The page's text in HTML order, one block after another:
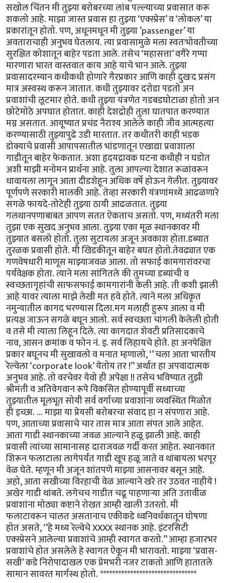
सखोल चिंतन मी तुझ्या बरोबरच्या लांब पल्ल्याच्या प्रवासात करू
शकलो आहे. माझा जास्त प्रवास हा तुझ्या ‘एक्स्प्रेस’ व ‘लोकल’ या
प्रकारांतून होतो. पण, अधूनमधून मी तुझ्या ’passenger’ या
अवताराचाही अनुभव घेतलाय. त्या प्रवासामुळे मला स्वतःभोवतीच्या
सुरक्षित कोशातून बाहेर पडता आले. तसेच ‘महासत्ता’ वगैरे गप्पा
मारणारा भारत वास्तवात काय आहे याचे भान आले. तुझ्या
प्रवासादरम्यान कधीकधी होणारे गैरप्रकार आणि काही दुखःद प्रसंग
मात्र अस्वस्थ करून जातात. कधी तुझ्यावर दरोडा पडतो अन
प्रवाशांची लूटमार होते. कधी तुझ्या यंत्रणेत गडबडघोटाळा होतो अन
छोटेमोठे अपघात होतात. काही देशद्रोही तुला घातपात करण्यात
मग्न असतात. आयूष्यात प्रचंड नैराश्य आलेले काही जीव आत्महत्या
करण्यासाठी तुझ्यापुढे उडी मारतात. तर कधीतरी काही भडक
डोक्याचे प्रवासी आपापसातील भांडणातून एखाद्या प्रवाशाला
गाडीतून बाहेर फेकतात. अशा हृदयद्रावक घटना कधीही न घडोत
अशी माझी मनोमन प्रार्थना आहे. तुला आपल्या देशात रूळांवरून
धावायला लागून आता दीडशेहून अधिक वर्षे होऊन गेलीत. तुझ्यावर
पूर्णपणे सरकारी मालकी आहे. तेव्हा सरकारी यंत्रणांमध्ये आढळणारे
सगळे फायदे-तोटेही तुझ्या ठायी आढळतात. तुझ्या
गलथानपणाबाबत आपण सतत ऐकताच असतो. पण, मध्यंतरी मला
तुझा एक सुखद अनुभव आला. तुझ्या एका मूळ स्थानकावर मी
तुझ्यात बसलो होतो. तुला सुटायला अजून अवकाश होता.डब्यात
तुरळक प्रवासी होते. मी खिडकीतून बाहेर बघत होतो.तेवढ्यात एक
गणवेषधारी माणूस माझ्याजवळ आला. तो सफाई कामगारांवरचा
पर्यवेक्षक होता. त्याने मला सांगितले की तुमच्या डब्यांची व
स्वच्छतागृहांची साफसफाई कामगारांनी केली आहे. ती कशी झाली
आहे यावर त्याला माझे लेखी मत हवे होते. त्याने मला अधिकृत
नमुन्यातील कागद भरण्यास दिला.मग मलाही हुरूप आला व मी
प्रत्यक्ष जाऊन सगळे बघून आलो. सर्व स्वच्छता चांगली केलेली होती
व तसे मी त्याला लिहून दिले. त्या कागदात शेवटी प्रतिसादकाचे
नाव, आसन क्रमांक व फोन नं. इ. सर्व लिहायचे होते. हा अनपेक्षित
प्रकार बघूनच मी सुखावलो व मनात म्हणालो, ‘’ चला आता भारतीय
रेल्वेला ‘corporate look’ येतोय तर !” अर्थात हा अपवादात्मक
अनुभव आहे. तो वरचेवर येवो ही अपेक्षा !! तसेच भविष्यात तुझी
श्रीमंती व अतिवेगवान रूपे विकसित होण्यापूर्वी सध्याच्या
तुझ्यातील मूलभूत सोयी सर्व वर्गाच्या प्रवाशांना व्यवस्थित मिळोत
ही इच्छा. ... माझा या प्रेयसी बरोबरचा संवाद हा न संपणारा आहे.
पण, आताच्या प्रवासाचे चार तास मात्र आता संपत आले आहेत.
आता गाडी स्थानकाच्या जवळ आल्याने हळू झाली आहे. काही
प्रवासी त्यांच्या सामानासह दाराजवळ गर्दी करत आहेत. स्थानकात
शिरून फलाटाला लागेपर्यंत गाडी खूप हळू जाते व थांबायला भरपूर
वेळ घेते. म्हणून मी अजून शांतपणे माझ्या आसनावर बसून आहे.
अहो, आता सखीच्या विरहाची वेळ आल्याने खरे तर उठवत नाहीये !
अखेर गाडी थांबते. लगेचच गाडीत चढू पाहणाऱ्या अति उतावीळ
प्रवाशांना मोठ्या कष्टाने रोखत आम्ही खाली उतरतो. मी
फलाटावरून चालत असतानाच एकीकडे ध्वनिवर्धकातून घोषणा
होत असते, ‘’हे मध्य रेल्वेचे XXXX स्थानक आहे. इंटरसिटी
एक्स्प्रेसने आलेल्या प्रवाशांचे आम्ही स्वागत करतो.’’ आम्हा हजारभर
प्रवाशांचे होत असलेले हे स्वागत ऐकून मी भारावतो. माझ्या ‘प्रवास-
सखी’ कडे निरोपादाखल एक प्रेमभरी नजर टाकतो आणि हातातले
सामान सावरत मार्गस्थ होतो. ********************************